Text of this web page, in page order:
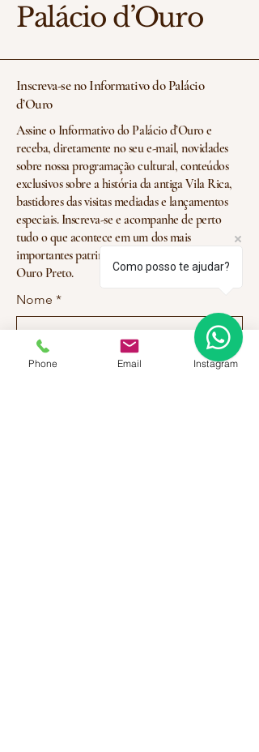
Palácio d’Ouro
Inscreva-se no Informativo do Palácio
d’Ouro
Assine o Informativo do Palácio d’Ouro e
receba, diretamente no seu e-mail, novidades
sobre nossa programação cultural, conteúdos
exclusivos sobre a história da antiga Vila Rica,
bastidores das visitas mediadas e lançamentos
especiais. Inscreva-se e acompanhe de perto
tudo o que acontece em um dos mais
importantes patrimônios do século XVIII em
Ouro Preto.
Nome *
E-mail *
Phone Email Instagram
Como posso te ajudar?